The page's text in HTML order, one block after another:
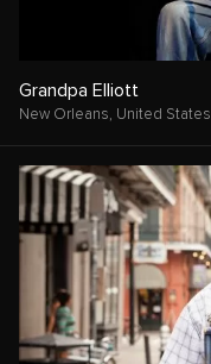
Grandpa Elliott
New Orleans, United States